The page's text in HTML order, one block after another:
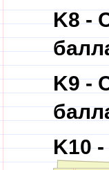
K8 -
K9 -
K10